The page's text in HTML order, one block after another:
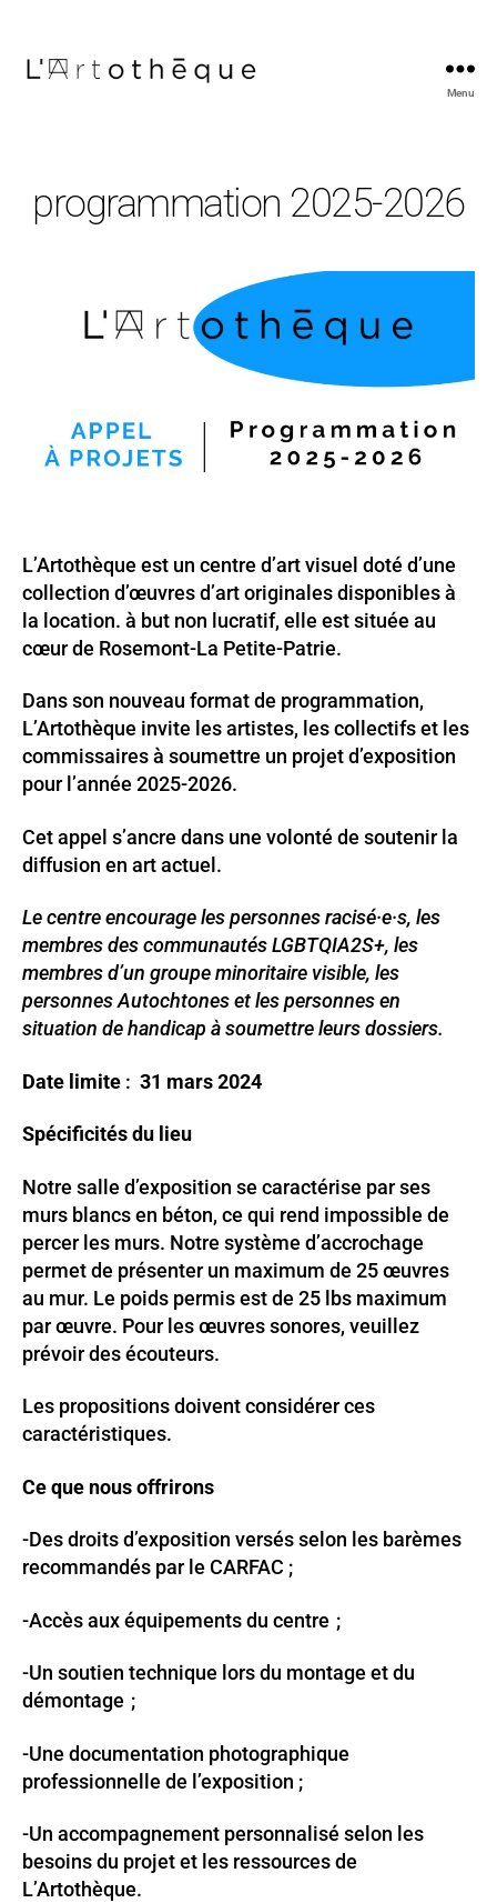
Menu
programmation 2025-2026
L’Artothèque est un centre d’art visuel doté d’une
collection d’œuvres d’art originales disponibles à
la location. à but non lucratif, elle est située au
cœur de Rosemont-La Petite-Patrie.
Dans son nouveau format de programmation,
L’Artothèque invite les artistes, les collectifs et les
commissaires à soumettre un projet d’exposition
pour l’année 2025-2026.
Cet appel s’ancre dans une volonté de soutenir la
diffusion en art actuel.
Le centre encourage les personnes racisé·e·s, les
membres des communautés LGBTQIA2S+, les
membres d’un groupe minoritaire visible, les
personnes Autochtones et les personnes en
situation de handicap à soumettre leurs dossiers.
Date limite : 31 mars 2024
Spécificités du lieu
Notre salle d’exposition se caractérise par ses
murs blancs en béton, ce qui rend impossible de
percer les murs. Notre système d’accrochage
permet de présenter un maximum de 25 œuvres
au mur. Le poids permis est de 25 lbs maximum
par œuvre. Pour les œuvres sonores, veuillez
prévoir des écouteurs.
Les propositions doivent considérer ces
caractéristiques.
Ce que nous offrirons
-Des droits d’exposition versés selon les barèmes
recommandés par le CARFAC ;
-Accès aux équipements du centre ;
-Un soutien technique lors du montage et du
démontage ;
-Une documentation photographique
professionnelle de l’exposition ;
-Un accompagnement personnalisé selon les
besoins du projet et les ressources de
L’Artothèque.